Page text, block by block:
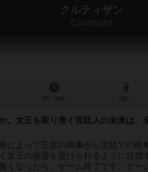
クルティザン
Courtisans
。女王を取り巻く宮廷人の未来は、
によって王室の執事から宮廷での晩
女王の寵愛を受けられるように目指
くなったら、ゲーム終了です。ゲー